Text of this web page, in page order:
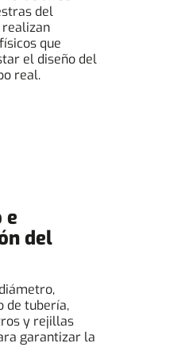
del
que
el diseño del
real.
e
del
de tubería,
y rejillas
garantizar la